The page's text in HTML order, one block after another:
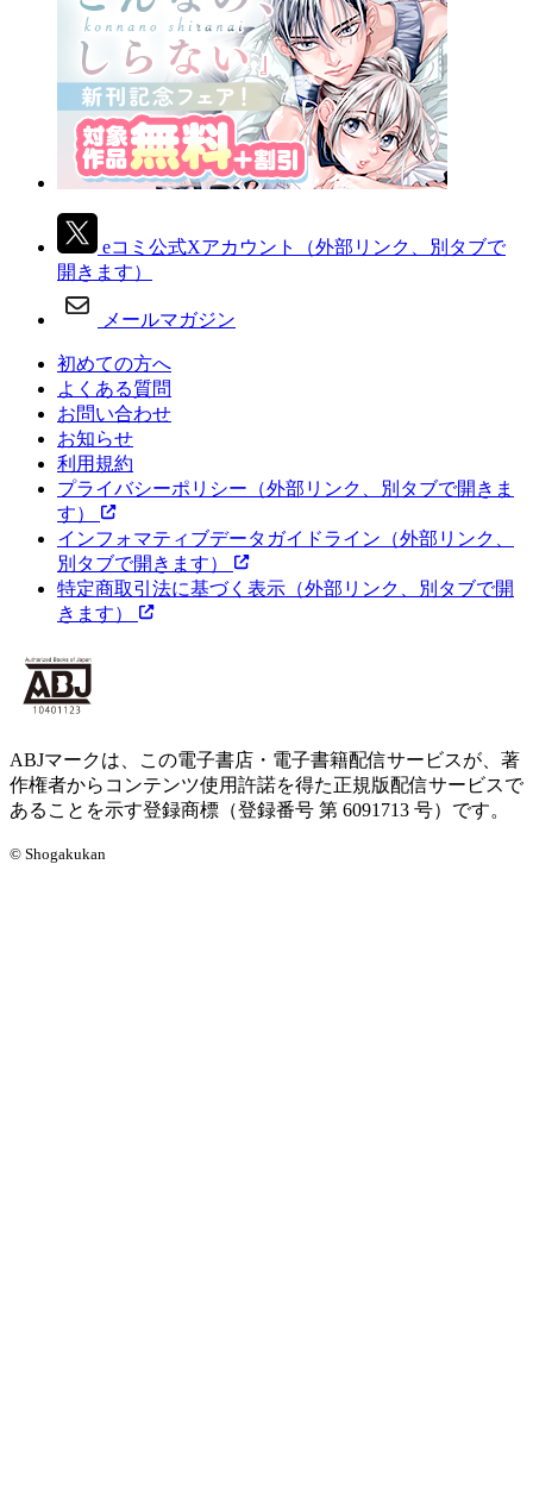
eコミ公式Xアカウント
（外部リンク、別タブで
開きます）
メールマガジン
初めての方へ
よくある質問
お問い合わせ
お知らせ
利用規約
プライバシーポリシー （外部リンク、別タブで開きま
す）
インフォマティブデータガイドライン （外部リンク、
別タブで開きます）
特定商取引法に基づく表示 （外部リンク、別タブで開
きます）
ABJマークは、この電子書店・電子書籍配信サービスが、著
作権者からコンテンツ使用許諾を得た正規版配信サービスで
あることを示す登録商標（登録番号 第 6091713 号）です。
© Shogakukan